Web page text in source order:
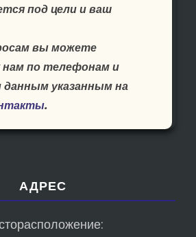
под цели и ваш
вы можете
по телефонам и
указанным на
.
АДРЕС